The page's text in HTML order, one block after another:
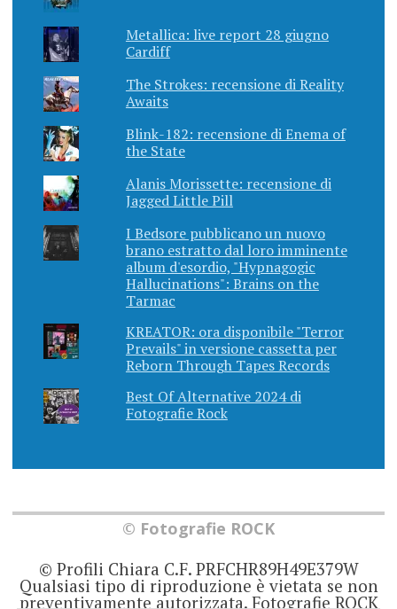
Metallica: live report 28 giugno
Cardiff
The Strokes: recensione di Reality
Awaits
Blink-182: recensione di Enema of
the State
Alanis Morissette: recensione di
Jagged Little Pill
I Bedsore pubblicano un nuovo
brano estratto dal loro imminente
album d'esordio, "Hypnagogic
Hallucinations": Brains on the
Tarmac
KREATOR: ora disponibile "Terror
Prevails" in versione cassetta per
Reborn Through Tapes Records
Best Of Alternative 2024 di
Fotografie Rock
© Fotografie ROCK
© Profili Chiara C.F. PRFCHR89H49E379W
Qualsiasi tipo di riproduzione è vietata se non
preventivamente autorizzata. Fotografie ROCK